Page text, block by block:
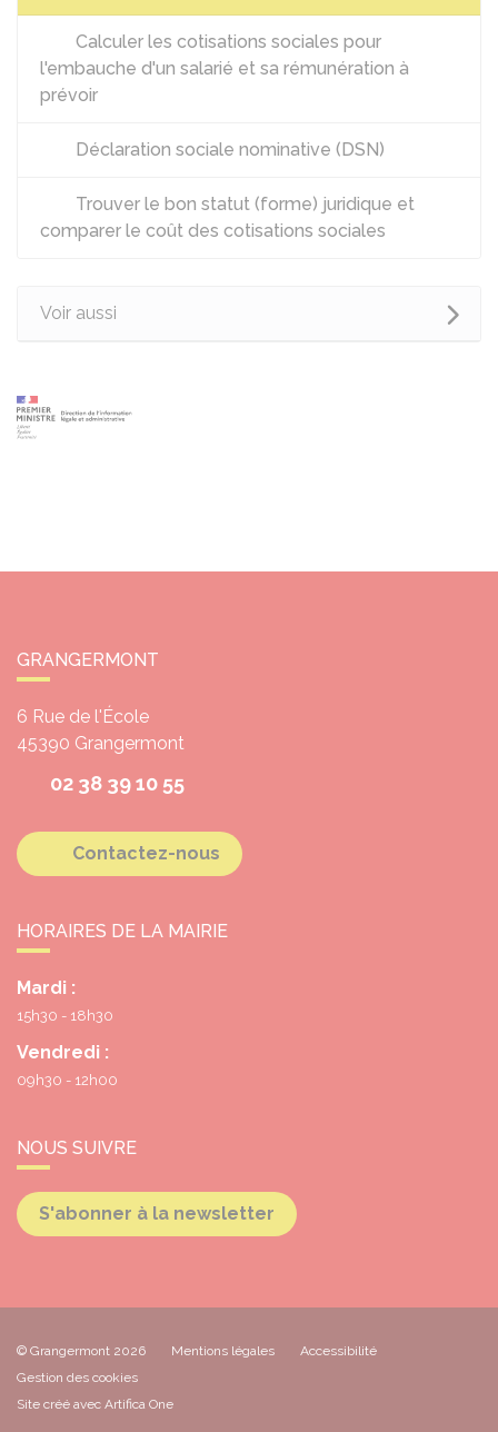
Calculer les cotisations sociales pour
l'embauche d'un salarié et sa rémunération à
prévoir
Déclaration sociale nominative (DSN)
Trouver le bon statut (forme) juridique et
comparer le coût des cotisations sociales
Voir aussi
GRANGERMONT
6 Rue de l'École
45390 Grangermont
02 38 39 10 55
Contactez-nous
HORAIRES DE LA MAIRIE
Mardi :
15h30 - 18h30
Vendredi :
09h30 - 12h00
NOUS SUIVRE
S'abonner à la newsletter
© Grangermont 2026 Mentions légales
Accessibilité
Gestion des cookies
Site créé avec Artifica One